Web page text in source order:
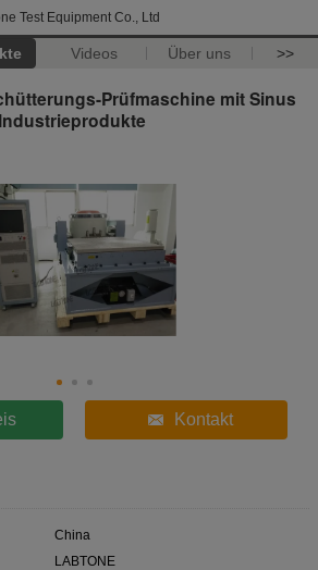
Test Equipment Co., Ltd
Videos Über uns >>
Prüfmaschine mit Sinus
Kontakt
China
LABTONE